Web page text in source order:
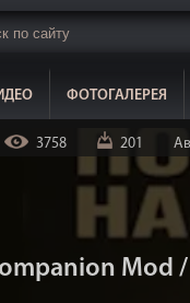
ФОТОГАЛЕРЕЯ
3758 201